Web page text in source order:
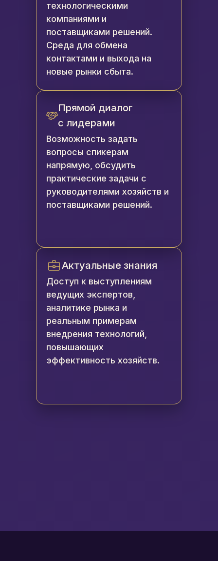
технологическими
компаниями и
поставщиками решений.
Среда для обмена
контактами и выхода на
новые рынки сбыта.
Прямой диалог
с лидерами
Возможность задать
вопросы спикерам
напрямую, обсудить
практические задачи с
руководителями хозяйств и
поставщиками решений.
Актуальные знания
Доступ к выступлениям
ведущих экспертов,
аналитике рынка и
реальным примерам
внедрения технологий,
повышающих
эффективность хозяйств.